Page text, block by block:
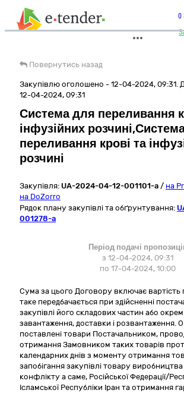
0
Повернутись назад
Закупівлю оголошено - 12-04-2024, 09:31.
12-04-2024, 09:31
Система для переливання
інфузійних
переливання крові та
розчині
Закупівля: UA-2024-04-12-001101-a / на
на DoZorro
Рядок плану закупівлі та обґрунтування:
001278-a
Період подачі
з 12-04-2024, 09:31
по 17-04-2024, 10:00
Сума за цього Договору включає вартість
таке передбачається при здійсненні
закупівлі його складових частин або
завантаження, доставки і розвантаження.
поставлені товари Постачальником,
отримання Замовником таких товарів
календарних днів з моменту отримання
запобігання закупівлі товару виробництва
конфлікту а саме, Російської Федерації/
Ісламської Республіки Іран та отримання